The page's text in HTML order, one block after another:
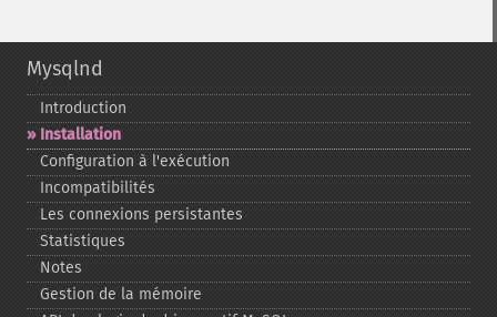
Mysqlnd
Introduction
Installation
Configuration à l'exécution
Incompatibilités
Les connexions persistantes
Statistiques
Notes
Gestion de la mémoire